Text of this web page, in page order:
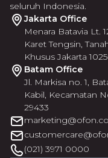
seluruh Indonesia.
Jakarta Office
Menara Batavia Lt.
Karet Tengsin,
Khusus Jakarta
Batam Office
Jl. Markisa no. 1,
Kabil, Kecamatan
29433
(021) 3971 0000